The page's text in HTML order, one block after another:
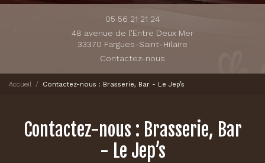
05 56 21 21 24
48 avenue de l'Entre Deux Mer
33370 Fargues-Saint-Hilaire
Contactez-nous
Accueil Contactez-nous : Brasserie, Bar - Le Jep’s
Contactez-nous : Brasserie, Bar
- Le Jep’s